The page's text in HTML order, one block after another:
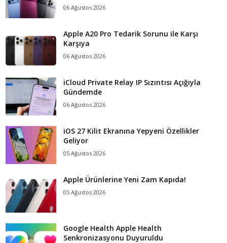
06 Ağustos 2026
Apple A20 Pro Tedarik Sorunu ile Karşı
Karşıya
06 Ağustos 2026
iCloud Private Relay IP Sızıntısı Açığıyla
Gündemde
06 Ağustos 2026
iOS 27 Kilit Ekranına Yepyeni Özellikler
Geliyor
05 Ağustos 2026
Apple Ürünlerine Yeni Zam Kapıda!
05 Ağustos 2026
Google Health Apple Health
Senkronizasyonu Duyuruldu